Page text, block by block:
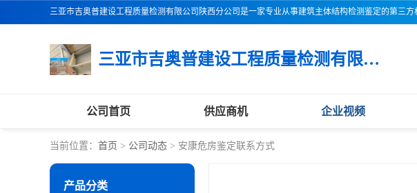
三亚市吉奥普建设工程质量检测有限公司陕西分公司
公司首页 供应商机 企业视频
当前位置： 首页 > 公司动态 > 安康危房鉴定联系方式
产品分类